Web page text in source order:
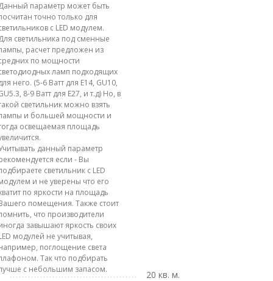
параметр может быть
точно только для
с LED модулем.
светильника под сменные
расчет предложен из
по мощности
ламп подходящих
него. (5-6 Ватт для E14, GU10,
8-9 Ватт для E27, и т.д) Но, в
светильник можно взять
и большей мощности и
освещаемая площадь
данный параметр
если - Вы
светильник с LED
и не уверены что его
по яркости на площадь
помещения. Также стоит
что производители
завышают яркость своих
модулей не учитывая,
поглощение света
Так что подбирать
с небольшим запасом.
20 кв. м.